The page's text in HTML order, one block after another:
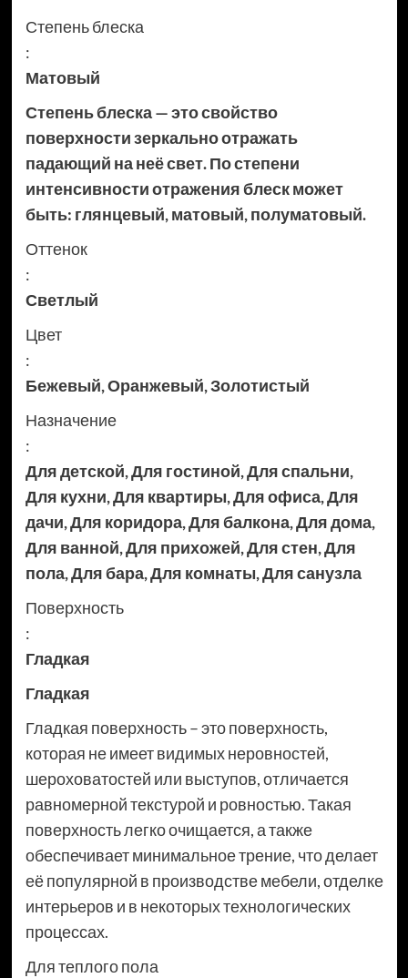
Степень блеска
:
Матовый
Степень блеска — это свойство
поверхности зеркально отражать
падающий на неё свет. По степени
интенсивности отражения блеск может
быть: глянцевый, матовый, полуматовый.
Оттенок
:
Светлый
Цвет
:
Бежевый,Оранжевый,Золотистый
Назначение
:
Для детской,Для гостиной,Для спальни,
Для кухни,Для квартиры,Для офиса,Для
дачи,Для коридора,Для балкона,Для дома,
Для ванной,Для прихожей,Для стен,Для
пола,Для бара,Для комнаты,Для санузла
Поверхность
:
Гладкая
Гладкая
Гладкая поверхность – это поверхность,
которая не имеет видимых неровностей,
шероховатостей или выступов, отличается
равномерной текстурой и ровностью. Такая
поверхность легко очищается, а также
обеспечивает минимальное трение, что делает
её популярной в производстве мебели, отделке
интерьеров и в некоторых технологических
процессах.
Для теплого пола